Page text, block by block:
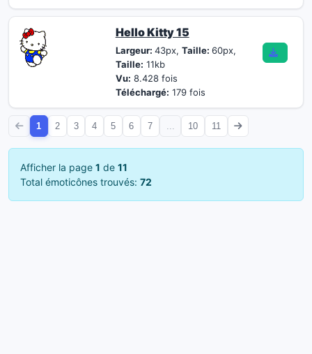
Hello Kitty 15
Largeur: 43px, Taille: 60px,
Taille: 11kb
Vu: 8.428 fois
Téléchargé: 179 fois
1 2 3 4 5 6 7 10 11
Afficher la page 1 de 11
Total émoticônes trouvés: 72